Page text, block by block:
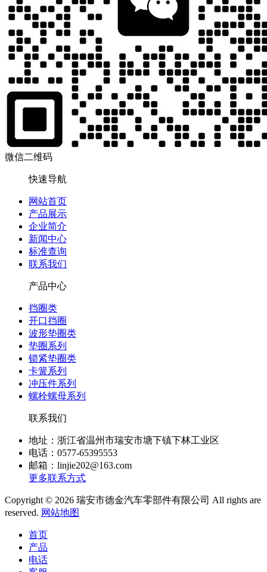
微信二维码
快速导航
网站首页
产品展示
企业简介
新闻中心
标准查询
联系我们
产品中心
挡圈类
开口挡圈
波形垫圈类
垫圈系列
锁紧垫圈类
卡簧系列
冲压件系列
螺栓螺母系列
联系我们
地址：浙江省温州市瑞安市塘下镇下林工业区
电话：0577-65395553
邮箱：linjie202@163.com
更多联系方式
Copyright © 2026 瑞安市德金汽车零部件有限公司 All rights are
reserved. 网站地图
首页
产品
电话